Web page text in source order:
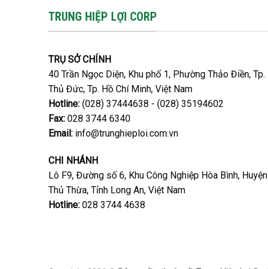
TRUNG HIỆP LỢI CORP
TRỤ SỞ CHÍNH
40 Trần Ngọc Diện, Khu phố 1, Phường Thảo Điền, Tp.
Thủ Đức, Tp. Hồ Chí Minh, Việt Nam
Hotline: (028) 37444638 - (028) 35194602
Fax: 028 3744 6340
Email: info@trunghieploi.com.vn
CHI NHÁNH
Lô F9, Đường số 6, Khu Công Nghiệp Hòa Bình, Huyện
Thủ Thừa, Tỉnh Long An, Việt Nam
Hotline: 028 3744 4638